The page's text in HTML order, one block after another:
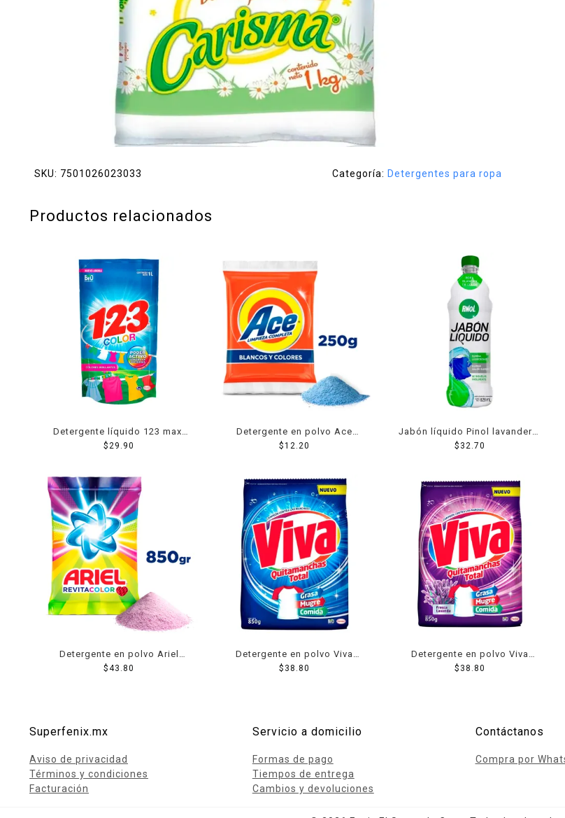
Salchichonería
SKU: 7501026023033 Categoría: Detergentes para ropa
Productos relacionados
Detergente líquido 123 maxi
poder color 1 l
$29.90
Detergente en polvo Ace
blancos y colores 250 g
$12.20
Jabón líquido Pinol lavandería
ropa blanca y de color 828 ml
$ 32.70
Detergente en polvo Ariel
Revitacolor cuida la ropa de
$43.80
Detergente en polvo Viva
regular quitamanchas total
$ 38.80
Detergente en polvo Viva
quitamanchas total lavanda
$ 38.80
Superfenix.mx
Aviso de privacidad
Términos y condiciones
Facturación
Servicio a domicilio
Formas de pago
Tiempos de entrega
Cambios y devoluciones
Contáctanos
Compra por